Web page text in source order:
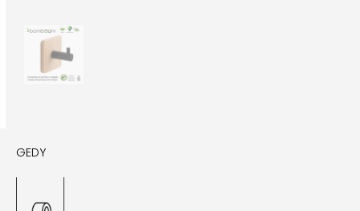
GEDY